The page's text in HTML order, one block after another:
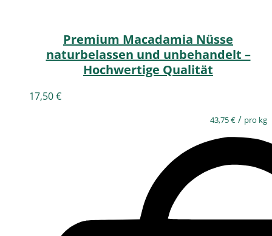
Premium Macadamia Nüsse
naturbelassen und unbehandelt –
Hochwertige Qualität
17,50€
43,75€ / pro kg